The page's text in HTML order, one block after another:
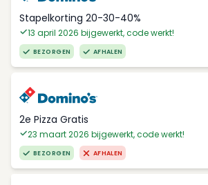
Stapelkorting 20-30-40%
13 april 2026 bijgewerkt, code werkt!
BEZORGEN AFHALEN
2e Pizza Gratis
23 maart 2026 bijgewerkt, code werkt!
BEZORGEN AFHALEN